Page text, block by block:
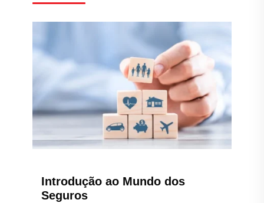
Introdução ao Mundo dos
Seguros